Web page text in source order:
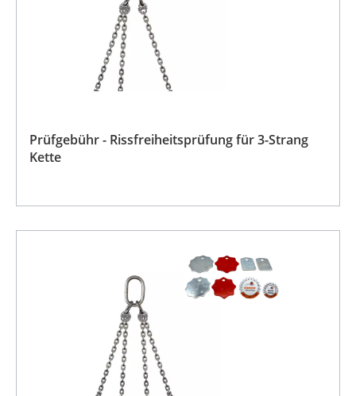
Prüfgebühr - Rissfreiheitsprüfung für 3-Strang
Kette